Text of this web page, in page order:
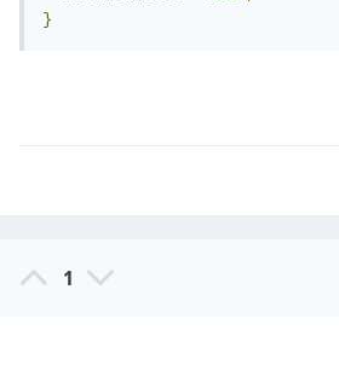
}
1